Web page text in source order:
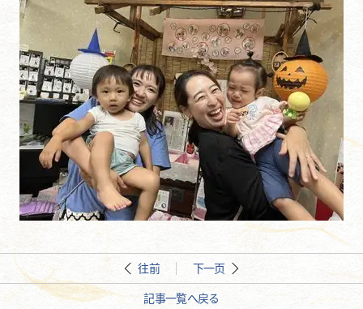
往前 下一页
記事一覧へ戻る